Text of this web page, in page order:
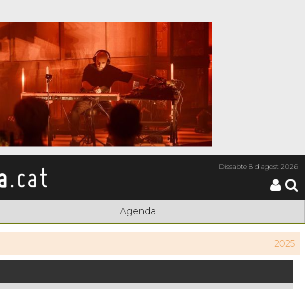
Dissabte8 d’agost 2026
Agenda
2025